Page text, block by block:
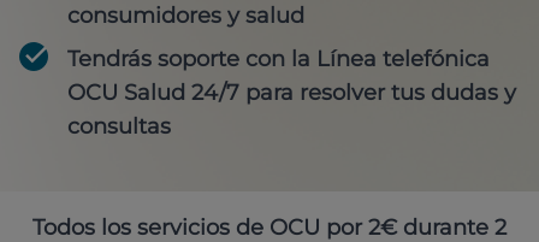
consumidores y salud
Tendrás soporte con la Línea telefónica
OCU Salud 24/7 para resolver tus dudas y
consultas
Todos los servicios de OCU por 2€ durante 2